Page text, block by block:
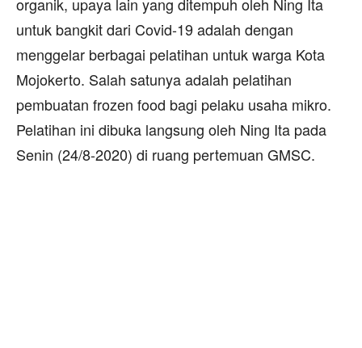
untuk bangkit dari Covid-19 adalah dengan
menggelar berbagai pelatihan untuk warga Kota
Mojokerto. Salah satunya adalah pelatihan
pembuatan frozen food bagi pelaku usaha mikro.
Pelatihan ini dibuka langsung oleh Ning Ita pada
Senin (24/8-2020) di ruang pertemuan GMSC.